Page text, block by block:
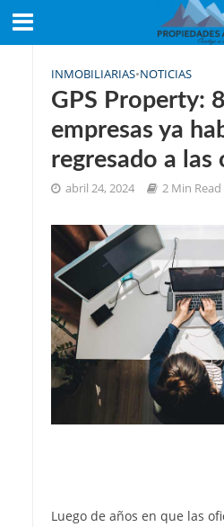
INMOBILIARIAS•NOTICIAS
GPS Property:
empresas ya
regresado a las
abril 24, 2024 2 Min Read
Luego de años en que las